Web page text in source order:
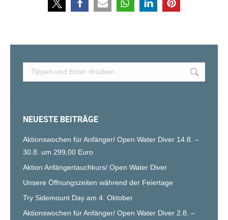
Search:
NEUESTE BEITRÄGE
Aktionswochen für Anfänger/ Open Water Diver 14.8. –
30.8. um 299,00 Euro
Aktion Anfängertauchkurs/ Open Water Diver
Unsere Öffnungszeiten während der Feiertage
Try Sidemount Day am 4. Oktober
Aktionswochen für Anfänger/ Open Water Diver 2.8. –